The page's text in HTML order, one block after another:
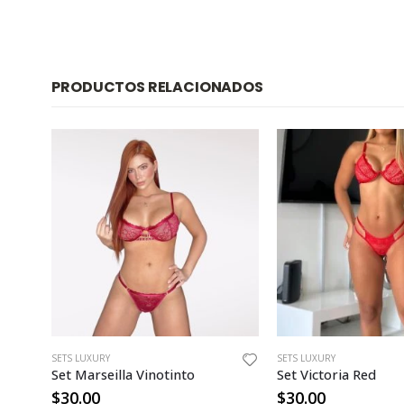
PRODUCTOS RELACIONADOS
SETS LUXURY
Set Marseilla Vinotinto
$30.00
SETS LUXURY
Set Victoria Red
$30.00